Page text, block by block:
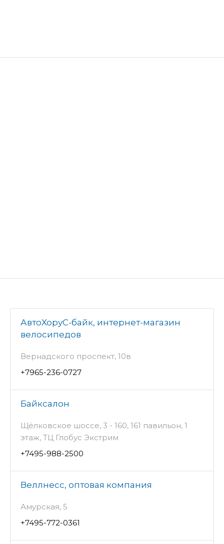
АвтоХоруС-байк, интернет-магазин
велосипедов
Вернадского проспект, 10в
+7965-236-0727
Байксалон
Щёлковское шоссе, 3 - 160, 161 павильон, 1
этаж, ТЦ Глобус Экстрим
+7495-988-2500
Веллнесс, оптовая компания
Амурская, 5
+7495-772-0361